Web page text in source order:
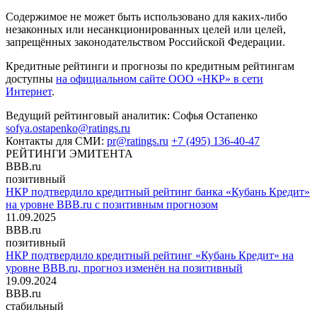
Содержимое не может быть использовано для каких-либо
незаконных или несанкционированных целей или целей,
запрещённых законодательством Российской Федерации.
Кредитные рейтинги и прогнозы по кредитным рейтингам
доступны на официальном сайте ООО «НКР» в сети
Интернет.
Ведущий рейтинговый аналитик: Софья Остапенко
sofya.ostapenko@ratings.ru
Контакты для СМИ: pr@ratings.ru +7 (495) 136-40-47
РЕЙТИНГИ ЭМИТЕНТА
BBB.ru
позитивный
НКР подтвердило кредитный рейтинг банка «Кубань Кредит»
на уровне BBB.ru с позитивным прогнозом
11.09.2025
BBB.ru
позитивный
НКР подтвердило кредитный рейтинг «Кубань Кредит» на
уровне BBB.ru, прогноз изменён на позитивный
19.09.2024
BBB.ru
стабильный